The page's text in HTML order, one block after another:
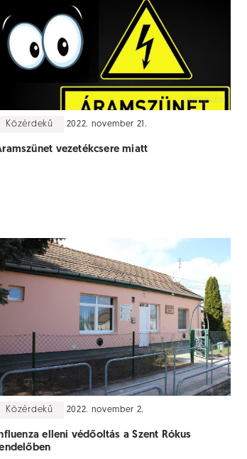
Közérdekű 2022. november 21.
vezetékcsere miatt
Közérdekű 2022. november 2.
elleni védőoltás a Szent Rókus